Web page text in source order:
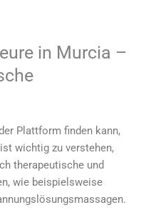
in Murcia –
Plattform finden kann,
wichtig zu verstehen,
therapeutische und
wie beispielsweise